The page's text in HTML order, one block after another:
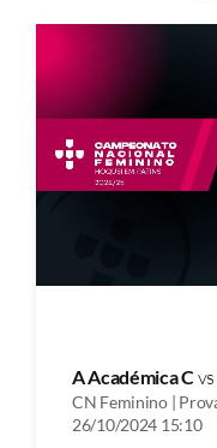
A Académica Cvs
CN Feminino |
26/10/2024 15:10